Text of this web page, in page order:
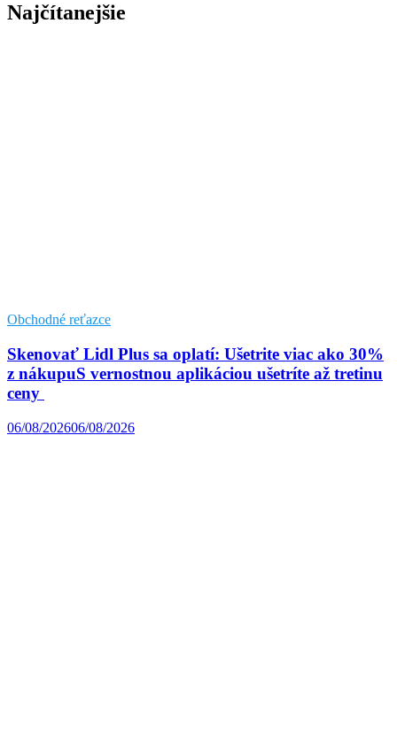
Najčítanejšie
Obchodné reťazce
Skenovať Lidl Plus sa oplatí: Ušetrite viac ako 30%
z nákupuS vernostnou aplikáciou ušetríte až tretinu
ceny
06/08/202606/08/2026